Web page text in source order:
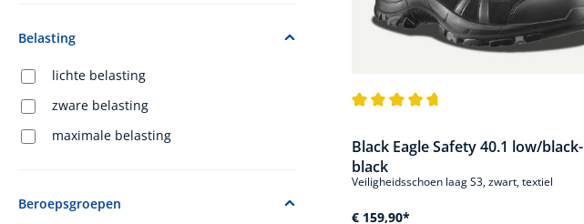
Belasting
lichte belasting
zware belasting
maximale belasting
Beroepsgroepen
Black Eagle Safety 40.1 low/black-
black
Veiligheidsschoen laag S3, zwart, textiel
€ 159,90*